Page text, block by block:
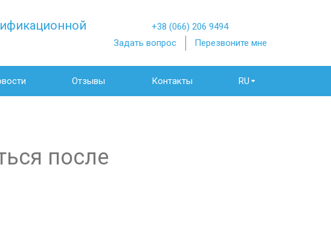
+38 (066) 206 9494
Задать вопрос
Перезвоните мне
Отзывы Контакты RU
после